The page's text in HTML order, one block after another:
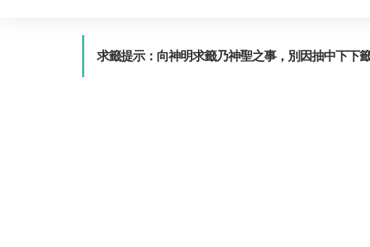
求籤提示：向神明求籤乃神聖之事，別因抽中下下